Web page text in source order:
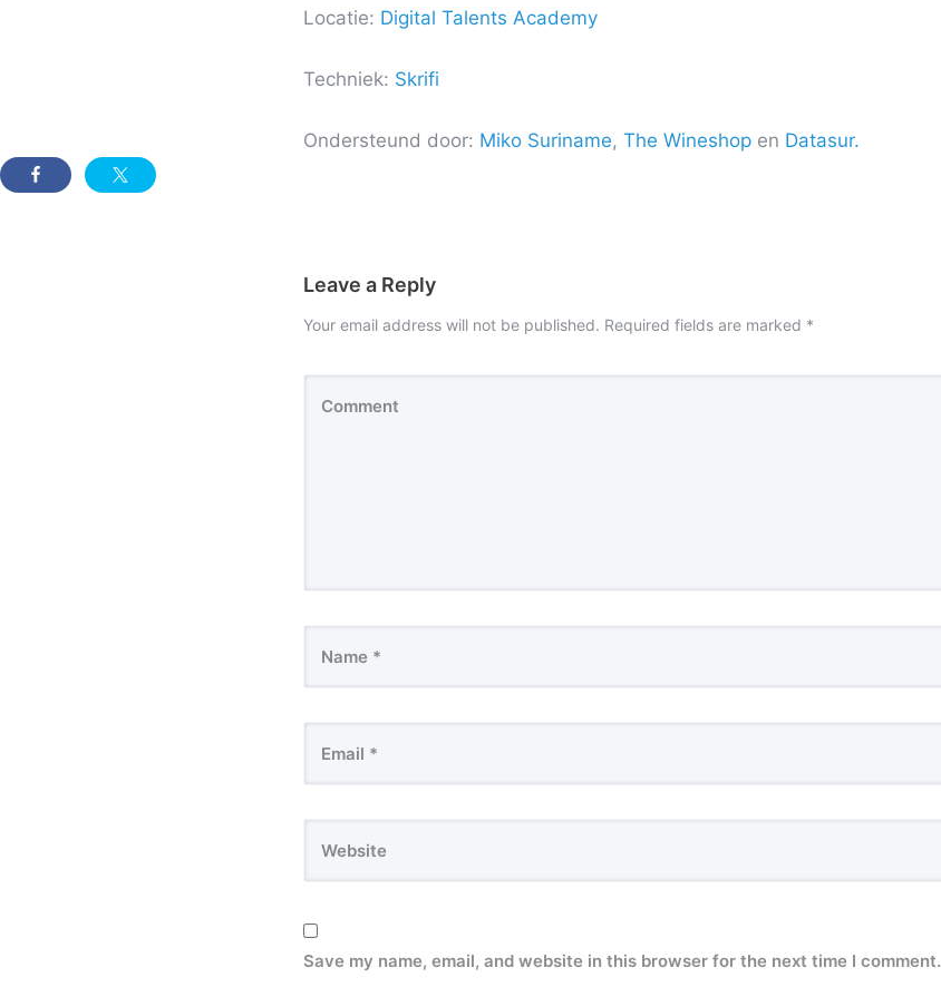
Locatie: Digital Talents Academy
Techniek: Skrifi
Ondersteund door: Miko Suriname, The Wineshop en Datasur.
Leave a Reply
Your email address will not be published. Required fields are marked *
Save my name, email, and website in this browser for the next time I comment.